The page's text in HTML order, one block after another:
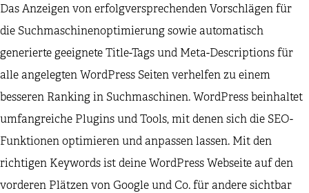
Das Anzeigen von erfolgversprechenden Vorschlägen für
die Suchmaschinenoptimierung sowie automatisch
generierte geeignete Title-Tags und Meta-Descriptions für
alle angelegten WordPress Seiten verhelfen zu einem
besseren Ranking in Suchmaschinen. WordPress beinhaltet
umfangreiche Plugins und Tools, mit denen sich die SEO-
Funktionen optimieren und anpassen lassen. Mit den
richtigen Keywords ist deine WordPress Webseite auf den
vorderen Plätzen von Google und Co. für andere sichtbar